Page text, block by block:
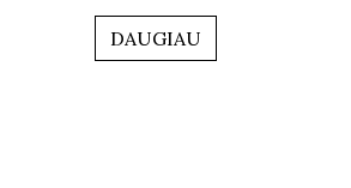
iš
DAUGIAU